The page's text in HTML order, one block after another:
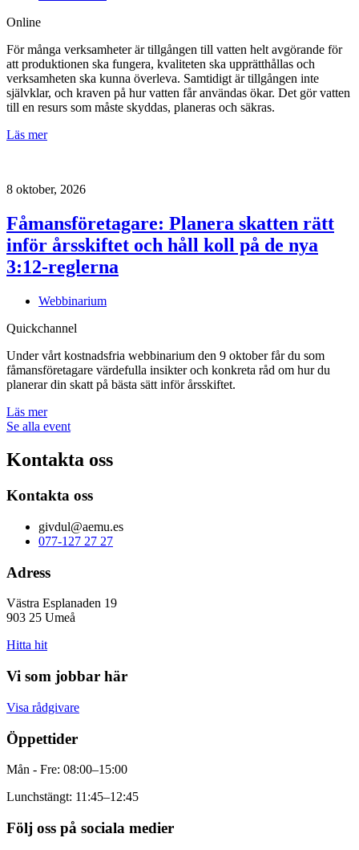
Online
För många verksamheter är tillgången till vatten helt avgörande för
att produktionen ska fungera, kvaliteten ska upprätthållas och
verksamheten ska kunna överleva. Samtidigt är tillgången inte
självklar, och kraven på hur vatten får användas ökar. Det gör vatten
till en resurs som måste skyddas, planeras och säkras.
Läs mer
8 oktober, 2026
Fåmansföretagare: Planera skatten rätt
inför årsskiftet och håll koll på de nya
3:12-reglerna
Webbinarium
Quickchannel
Under vårt kostnadsfria webbinarium den 9 oktober får du som
fåmansföretagare värdefulla insikter och konkreta råd om hur du
planerar din skatt på bästa sätt inför årsskiftet.
Läs mer
Se alla event
Kontakta oss
Kontakta oss
givdul@aemu.es
077-127 27 27
Adress
Västra Esplanaden 19
903 25 Umeå
Hitta hit
Vi som jobbar här
Visa rådgivare
Öppettider
Mån - Fre: 08:00–15:00
Lunchstängt: 11:45–12:45
Följ oss på sociala medier